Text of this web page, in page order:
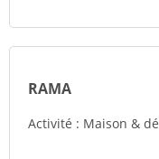
RAMA
Activité : Maison &